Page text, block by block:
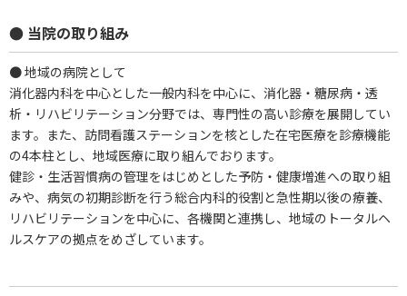
● 当院の取り組み
● 地域の病院として
消化器内科を中心とした一般内科を中心に、消化器・糖尿病・透
析・リハビリテーション分野では、専門性の高い診療を展開してい
ます。また、訪問看護ステーションを核とした在宅医療を診療機能
の4本柱とし、地域医療に取り組んでおります。
健診・生活習慣病の管理をはじめとした予防・健康増進への取り組
みや、病気の初期診断を行う総合内科的役割と急性期以後の療養、
リハビリテーションを中心に、各機関と連携し、地域のトータルヘ
ルスケアの拠点をめざしています。